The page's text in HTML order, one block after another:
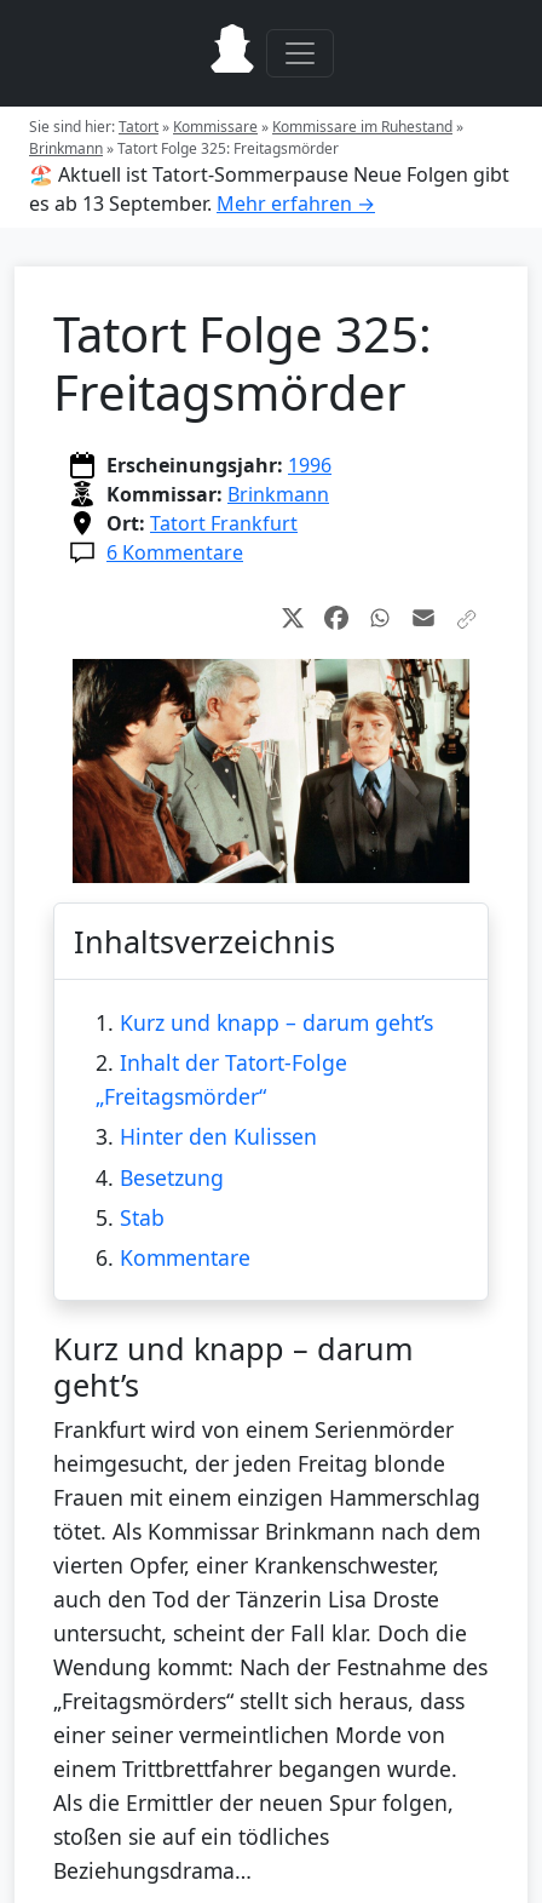
Sie sind hier:Tatort» Kommissare» Kommissare im Ruhestand»
Brinkmann»Tatort Folge 325: Freitagsmörder
🏖️ Aktuell ist Tatort-Sommerpause Neue Folgen gibt
es ab 13 September. Mehr erfahren →
Tatort Folge 325:
Freitagsmörder
Erscheinungsjahr: 1996
Kommissar: Brinkmann
Ort: Tatort Frankfurt
6 Kommentare
Inhaltsverzeichnis
1. Kurz und knapp – darum geht’s
2. Inhalt der Tatort-Folge
„Freitagsmörder“
3. Hinter den Kulissen
4. Besetzung
5. Stab
6. Kommentare
Kurz und knapp – darum
geht’s
Frankfurt wird von einem Serienmörder
heimgesucht, der jeden Freitag blonde
Frauen mit einem einzigen Hammerschlag
tötet. Als Kommissar Brinkmann nach dem
vierten Opfer, einer Krankenschwester,
auch den Tod der Tänzerin Lisa Droste
untersucht, scheint der Fall klar. Doch die
Wendung kommt: Nach der Festnahme des
„Freitagsmörders“ stellt sich heraus, dass
einer seiner vermeintlichen Morde von
einem Trittbrettfahrer begangen wurde.
Als die Ermittler der neuen Spur folgen,
stoßen sie auf ein tödliches
Beziehungsdrama…